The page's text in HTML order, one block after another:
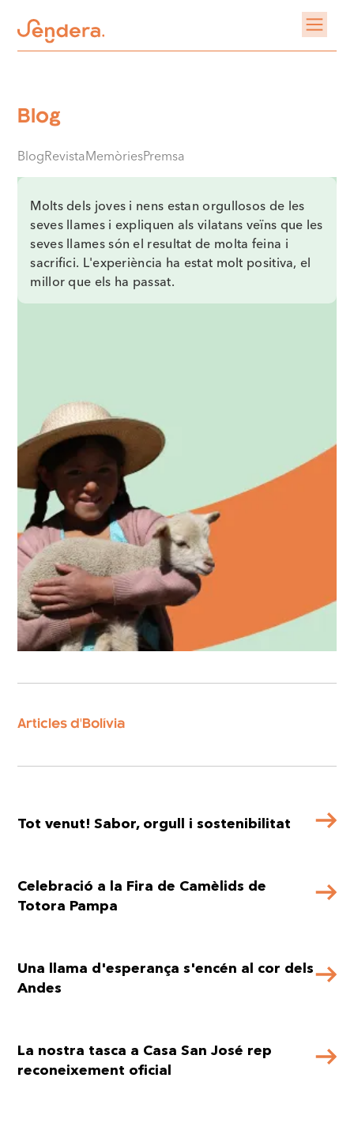
Blog
BlogRevistaMemòriesPremsa
Molts dels joves i nens estan orgullosos de les
seves llames i expliquen als vilatans veïns que les
seves llames són el resultat de molta feina i
sacrifici. L'experiència ha estat molt positiva, el
millor que els ha passat.
Articles d' Bolívia
Tot venut! Sabor, orgull i sostenibilitat
Celebració a la Fira de Camèlids de
Totora Pampa
Una llama d'esperança s'encén al cor dels
Andes
La nostra tasca a Casa San José rep
reconeixement oficial